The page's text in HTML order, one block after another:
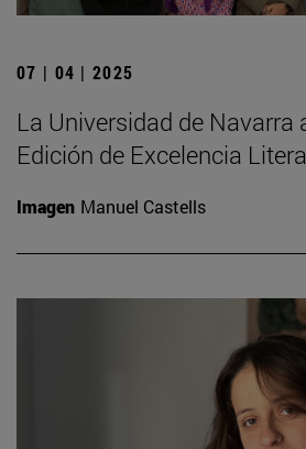
07 | 04 | 2025
La Universidad de Navarra
Edición de Excelencia
Imagen Manuel Castells